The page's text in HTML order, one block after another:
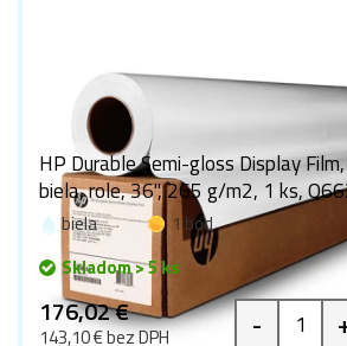
HP Durable Semi-gloss Display
biela, role, 36", 265 g/m2, 1 ks,
biela
1 bod
Skladom > 5 ks
176,02 €
143,10 € bez DPH -